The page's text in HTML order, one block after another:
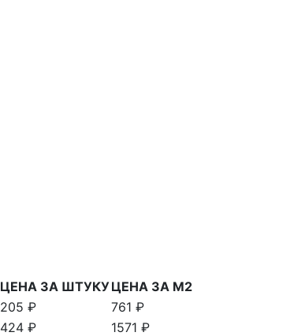
ЦЕНА ЗА ШТУКУЦЕНА ЗА М2
205 ₽
761 ₽
424 ₽
1571 ₽